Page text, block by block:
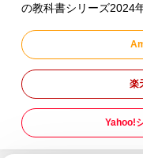
の教科書シリーズ2024
楽
Yahoo!